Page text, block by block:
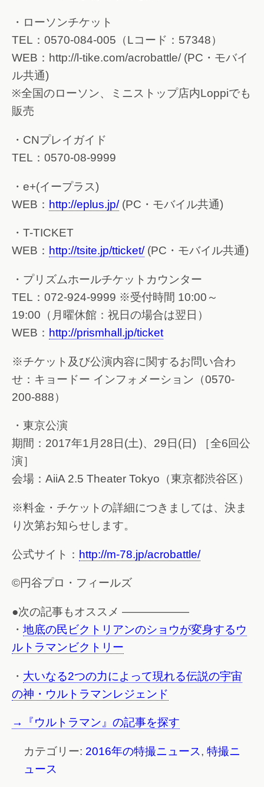
・ローソンチケット
TEL：0570-084-005（Lコード：57348）
WEB：http://l-tike.com/acrobattle/ (PC・モバイ
ル共通)
※全国のローソン、ミニストップ店内Loppiでも
販売
・CNプレイガイド
TEL：0570-08-9999
・e+(イープラス)
WEB： http://eplus.jp/(PC・モバイル共通)
・T-TICKET
WEB： http://tsite.jp/tticket/(PC・モバイル共通)
・プリズムホールチケットカウンター
TEL：072-924-9999 ※受付時間 10:00～
19:00（月曜休館：祝日の場合は翌日）
WEB： http://prismhall.jp/ticket
※チケット及び公演内容に関するお問い合わ
せ：キョードー インフォメーション（0570-
200-888）
・東京公演
期間：2017年1月28日(土)、29日(日) ［全6回公
演］
会場：AiiA 2.5 Theater Tokyo（東京都渋谷区）
※料金・チケットの詳細につきましては、決ま
り次第お知らせします。
公式サイト： http://m-78.jp/acrobattle/
©円谷プロ・フィールズ
●次の記事もオススメ ——————
・ 地底の民ビクトリアンのショウが変身するウ
ルトラマンビクトリー
・ 大いなる2つの力によって現れる伝説の宇宙
の神・ウルトラマンレジェンド
→『ウルトラマン』の記事を探す
カテゴリー: 2016年の特撮ニュース, 特撮ニ
ュース